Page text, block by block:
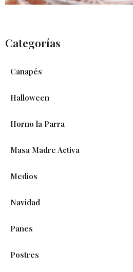
Categorías
Canapés
Halloween
Horno la Parra
Masa Madre Activa
Medios
Navidad
Panes
Postres